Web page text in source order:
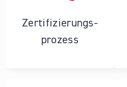
Zertifizierungs­
prozess